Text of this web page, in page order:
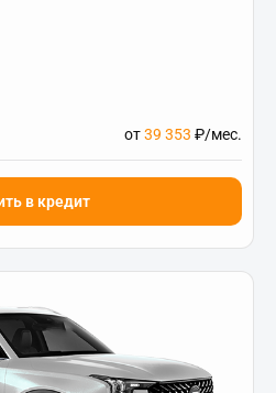
от39 353 ₽/мес.
в кредит